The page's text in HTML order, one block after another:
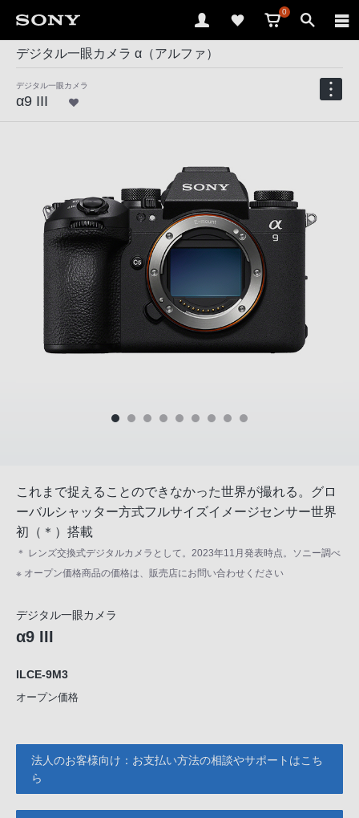
0
デジタル一眼カメラ α（アルファ）
デジタル一眼カメラ
α9 III
これまで捉えることのできなかった世界が撮れる。グロ
ーバルシャッター方式フルサイズイメージセンサー世界
初（＊）搭載
＊ レンズ交換式デジタルカメラとして。2023年11月発表時点。ソニー調べ
※ オープン価格商品の価格は、販売店にお問い合わせください
デジタル一眼カメラ
α9 III
ILCE-9M3
オープン価格
法人のお客様向け：お支払い方法の相談やサポートはこち
ら